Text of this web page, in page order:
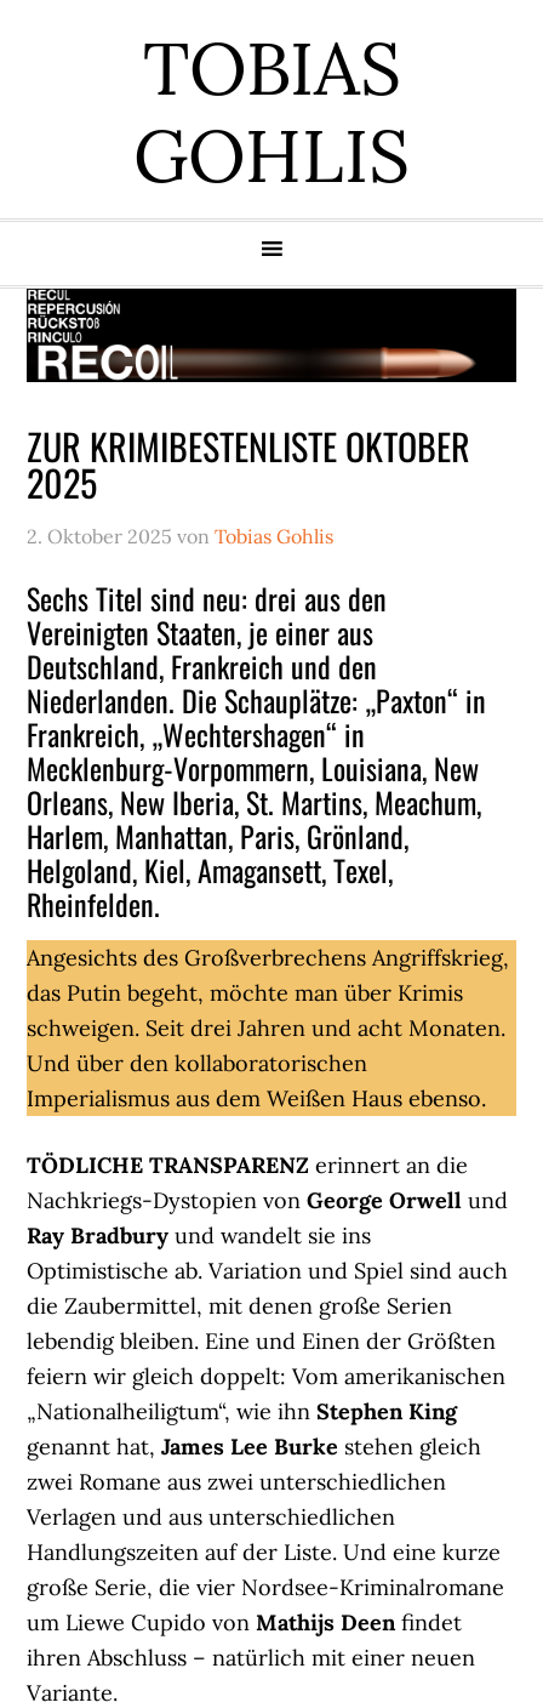
TOBIAS
GOHLIS
ZUR KRIMIBESTENLISTE OKTOBER
2025
2. Oktober 2025 vonTobias Gohlis
Sechs Titel sind neu: drei aus den
Vereinigten Staaten, je einer aus
Deutschland, Frankreich und den
Niederlanden. Die Schauplätze: „Paxton“ in
Frankreich, „Wechtershagen“ in
Mecklenburg-Vorpommern, Louisiana, New
Orleans, New Iberia, St. Martins, Meachum,
Harlem, Manhattan, Paris, Grönland,
Helgoland, Kiel, Amagansett, Texel,
Rheinfelden.
Angesichts des Großverbrechens Angriffskrieg,
das Putin begeht, möchte man über Krimis
schweigen. Seit drei Jahren und acht Monaten.
Und über den kollaboratorischen
Imperialismus aus dem Weißen Haus ebenso.
TÖDLICHE TRANSPARENZerinnert an die
Nachkriegs-Dystopien vonGeorge Orwell und
Ray Bradbury und wandelt sie ins
Optimistische ab. Variation und Spiel sind auch
die Zaubermittel, mit denen große Serien
lebendig bleiben. Eine und Einen der Größten
feiern wir gleich doppelt: Vom amerikanischen
„Nationalheiligtum“, wie ihnStephen King
genannt hat,James Lee Burke stehen gleich
zwei Romane aus zwei unterschiedlichen
Verlagen und aus unterschiedlichen
Handlungszeiten auf der Liste. Und eine kurze
große Serie, die vier Nordsee-Kriminalromane
um Liewe Cupido vonMathijs Deenfindet
ihren Abschluss – natürlich mit einer neuen
Variante.